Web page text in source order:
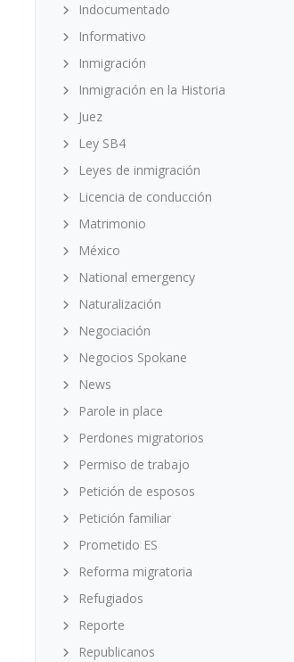
Indocumentado
Informativo
Inmigración
Inmigración en la Historia
Juez
Ley SB4
Leyes de inmigración
Licencia de conducción
Matrimonio
México
National emergency
Naturalización
Negociación
Negocios Spokane
News
Parole in place
Perdones migratorios
Permiso de trabajo
Petición de esposos
Petición familiar
Prometido ES
Reforma migratoria
Refugiados
Reporte
Republicanos